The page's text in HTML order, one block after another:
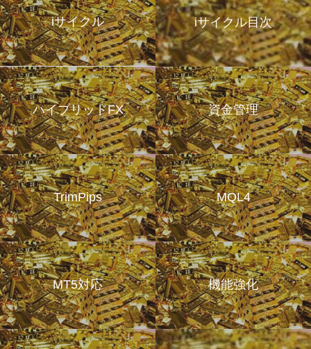
iサイクル iサイクル目次
ハイブリッドFX 資金管理
TrimPips MQL4
MT5対応 機能強化